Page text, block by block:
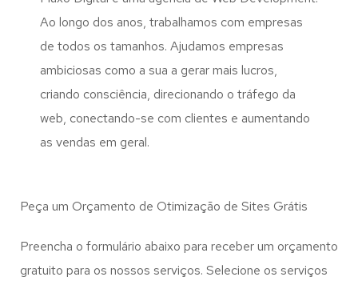
Ao longo dos anos, trabalhamos com empresas
de todos os tamanhos. Ajudamos empresas
ambiciosas como a sua a gerar mais lucros,
criando consciência, direcionando o tráfego da
web, conectando-se com clientes e aumentando
as vendas em geral.
Peça um Orçamento de Otimização de Sites Grátis
Preencha o formulário abaixo para receber um orçamento
gratuito para os nossos serviços. Selecione os serviços